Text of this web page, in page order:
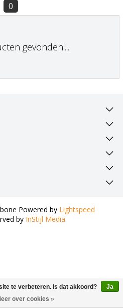
0
gevonden!...
Powered by Lightspeed
by InStijl Media
te verbeteren. Is dat akkoord?
Ja
over cookies »